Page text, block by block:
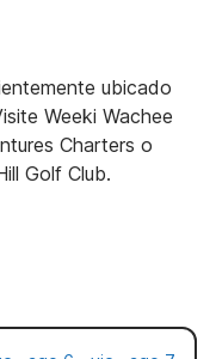
ubicado
Weeki Wachee
Charters o
Golf Club.